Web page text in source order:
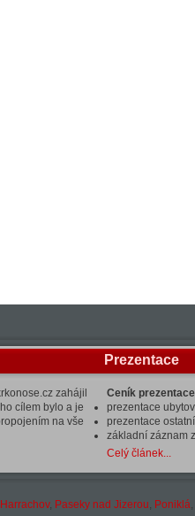
zahájil
cílem bylo a je
na vše
Prezentace
Ceník
prezentace
prezentace
základní záznam
Celý článek...
Harrachov, Paseky nad Jizerou, Poniklá,